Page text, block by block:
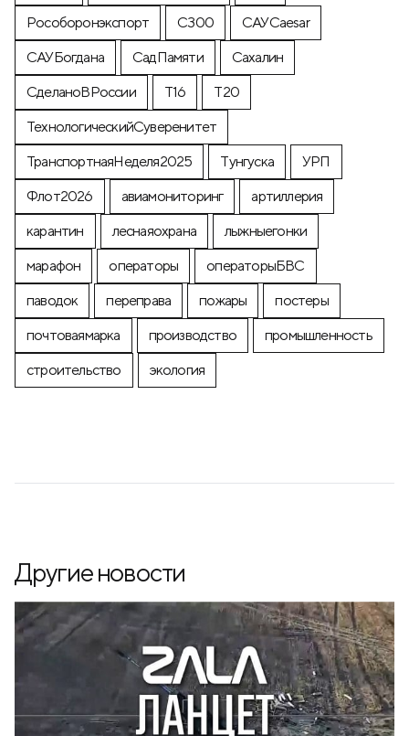
Рособоронэкспорт С300
САУCaesar
САУБогдана
СадПамяти
Сахалин
СделаноВРоссии
Т16
Т20
ТехнологическийСуверенитет
ТранспортнаяНеделя2025
Тунгуска
УРП
Флот2026
авиамониторинг
артиллерия
карантин
леснаяохрана
лыжныегонки
марафон
операторы
операторыБВС
паводок
переправа пожары
постеры
почтоваямарка
производство
промышленность
строительство
экология
Другие новости